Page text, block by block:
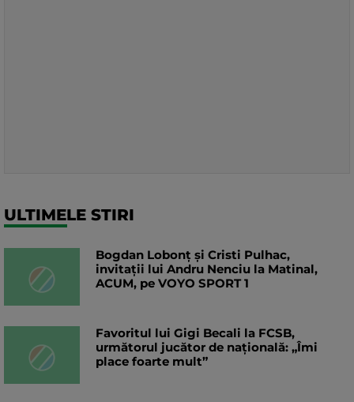
ULTIMELE STIRI
Bogdan Lobonț și Cristi Pulhac,
invitații lui Andru Nenciu la Matinal,
ACUM, pe VOYO SPORT 1
Favoritul lui Gigi Becali la FCSB,
următorul jucător de națională: „Îmi
place foarte mult”